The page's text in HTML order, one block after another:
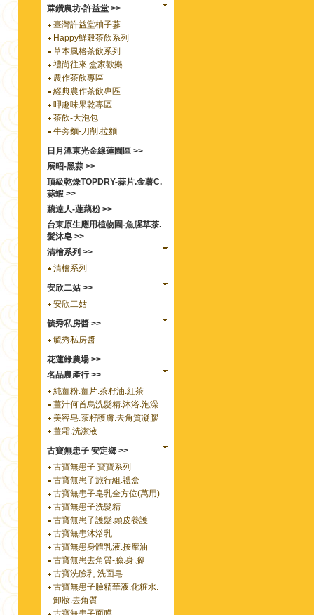
蔴鑽農坊-許益堂 >>
臺灣許益堂柚子蔘
Happy鮮榖茶飲系列
草本風格茶飲系列
禮尚往來 盒家歡樂
農作茶飲專區
經典農作茶飲專區
呷趣味果乾專區
茶飲-大泡包
牛蒡麵-刀削.拉麵
日月潭東光金線蓮園區 >>
展昭-黑蒜 >>
頂級乾燥TOPDRY-蒜片.金薯C.
蒜蝦 >>
藕達人-蓮藕粉 >>
台東原生應用植物園-魚腥草茶.
髮沐皂 >>
清檜系列 >>
清檜系列
安欣二姑 >>
安欣二姑
毓秀私房醬 >>
毓秀私房醬
花蓮綠農場 >>
名品農產行 >>
純薑粉.薑片.茶籽油.紅茶
薑汁何首烏洗髮精.沐浴.泡澡
美容皂.茶籽護膚.去角質凝膠
薑霜.洗潔液
古寶無患子 安定鄉 >>
古寶無患子 寶寶系列
古寶無患子旅行組.禮盒
古寶無患子皂乳全方位(萬用)
古寶無患子洗髮精
古寶無患子護髮.頭皮養護
古寶無患沐浴乳
古寶無患身體乳液.按摩油
古寶無患去角質-臉.身.腳
古寶洗臉乳.洗面皂
古寶無患子臉精華液.化粧水.
卸妝.去角質